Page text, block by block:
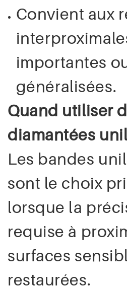
Convient aux
importantes
généralisées.
Quand utiliser
diamantées
Les bandes
sont le choix
lorsque la
requise à
surfaces
restaurées.